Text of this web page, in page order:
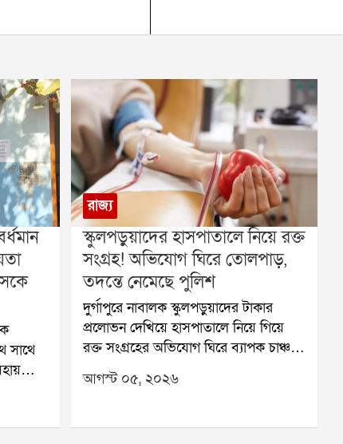
সাথে
ও
রাজ্য
স্কুলপড়ুয়াদের হাসপাতালে নিয়ে রক্ত
সংগ্রহ! অভিযোগ ঘিরে তোলপাড়,
তদন্তে নেমেছে পুলিশ
দুর্গাপুরে নাবালক স্কুলপড়ুয়াদের টাকার
প্রলোভন দেখিয়ে হাসপাতালে নিয়ে গিয়ে
রক্ত সংগ্রহের অভিযোগ ঘিরে ব্যাপক চাঞ্চল্য
ছড়িয়েছে। অভিযোগ সামনে আসতেই তদন্ত
শুরু করেছে পুলিশ। একই সঙ্গে এই ঘটনার
অভিযোগ, দুর্গাপুরের ইস্পাত নগরীর একটি
আগস্ট ০৫, ২০২৬